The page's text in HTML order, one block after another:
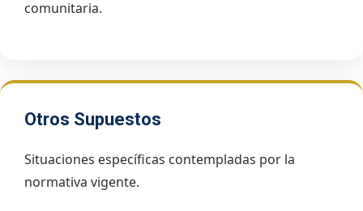
comunitaria.
Otros Supuestos
Situaciones específicas contempladas por la
normativa vigente.